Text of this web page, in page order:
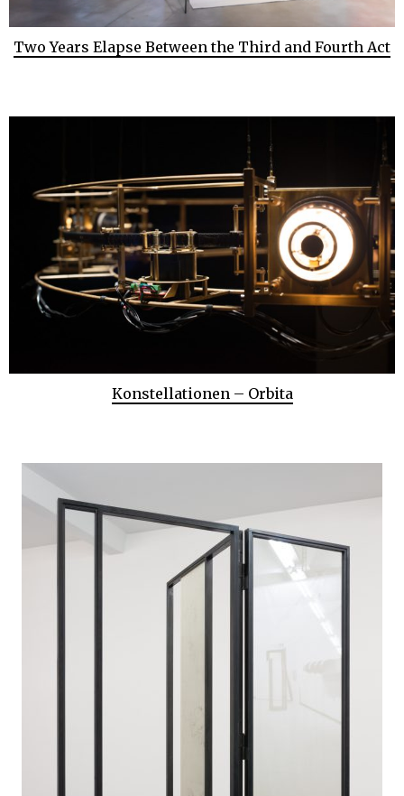
Two Years Elapse Between the Third and Fourth Act
Konstellationen – Orbita